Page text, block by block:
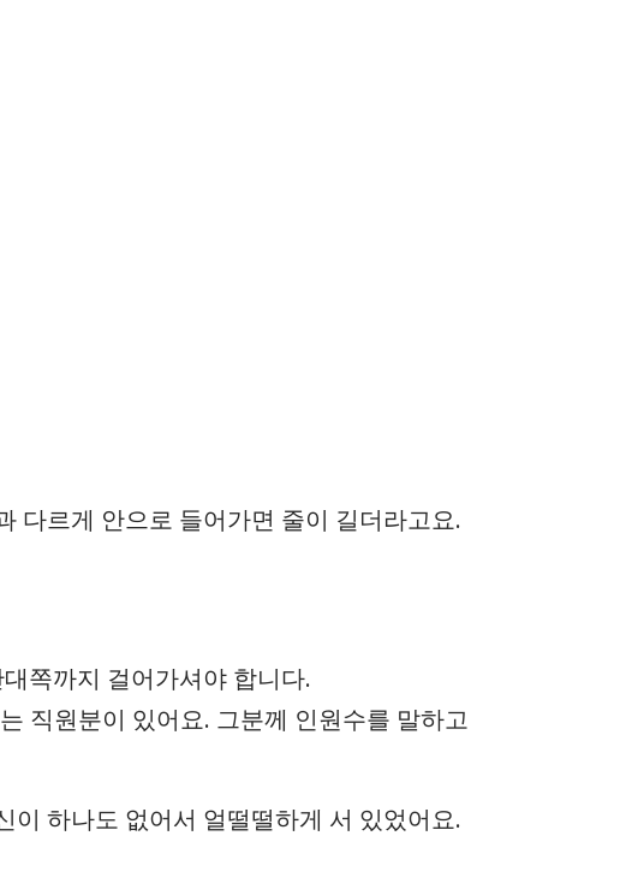
다르게 안으로 들어가면 줄이 길더라고요.
쪽까지 걸어가셔야 합니다.
직원분이 있어요. 그분께 인원수를 말하고
이 하나도 없어서 얼떨떨하게 서 있었어요.